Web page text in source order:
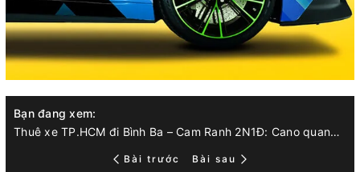
Bạn đang xem:
Thuê xe TP.HCM đi Bình Ba – Cam Ranh 2N1Đ: Cano quanh đảo, bãi Nhà Cũ – bãi Chướng & mẹo đặt hải sản tươi
Bài trước Bài sau